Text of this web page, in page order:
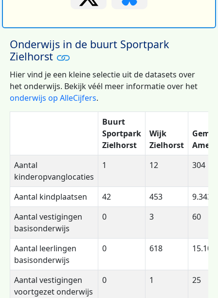
Onderwijs in de buurt Sportpark
Zielhorst
Hier vind je een kleine selectie uit de datasets over
het onderwijs. Bekijk véél meer informatie over het
onderwijs op AlleCijfers.
Buurt
Sportpark
Zielhorst
Wijk
Zielhorst
Aantal
kinderopvanglocaties
1 12 304
Aantal kindplaatsen 42 453
9.343
Aantal vestigingen
basisonderwijs
0 3 60
Aantal leerlingen
basisonderwijs
0 618 15.103
Aantal vestigingen
voortgezet onderwijs
0 1 25